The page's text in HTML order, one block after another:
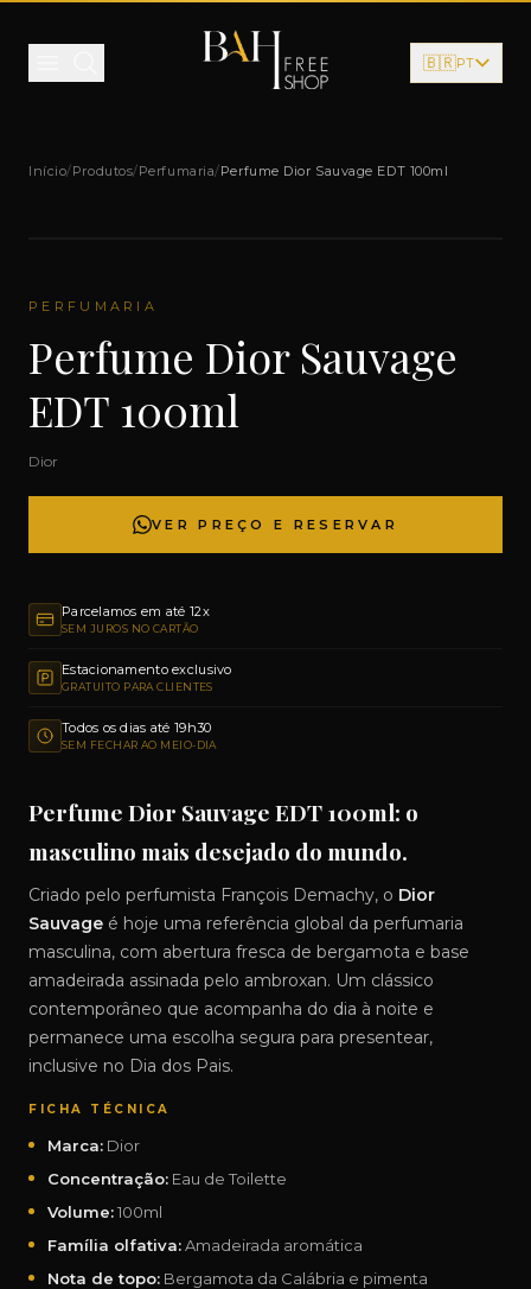
🇧🇷PT
Início/Produtos/Perfumaria/Perfume Dior Sauvage EDT 100ml
PERFUMARIA
Perfume Dior Sauvage
EDT 100ml
Dior
VER PREÇO E RESERVAR
Parcelamos em até 12x
SEM JUROS NO CARTÃO
Estacionamento exclusivo
GRATUITO PARA CLIENTES
Todos os dias até 19h30
SEM FECHAR AO MEIO-DIA
Perfume Dior Sauvage EDT 100ml: o
masculino mais desejado do mundo.
Criado pelo perfumista François Demachy, o Dior
Sauvage é hoje uma referência global da perfumaria
masculina, com abertura fresca de bergamota e base
amadeirada assinada pelo ambroxan. Um clássico
contemporâneo que acompanha do dia à noite e
permanece uma escolha segura para presentear,
inclusive no Dia dos Pais.
FICHA TÉCNICA
Marca: Dior
Concentração: Eau de Toilette
Volume:100ml
Família olfativa:Amadeirada aromática
Nota de topo: Bergamota da Calábria e pimenta